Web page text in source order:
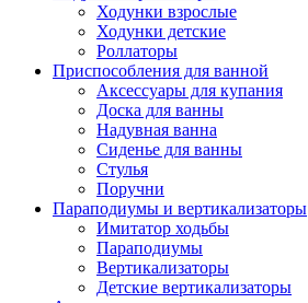
Ходунки взрослые
Ходунки детские
Роллаторы
Приспособления для ванной
Аксессуары для купания
Доска для ванны
Надувная ванна
Сиденье для ванны
Стулья
Поручни
Параподиумы и вертикализаторы
Имитатор ходьбы
Параподиумы
Вертикализаторы
Детские вертикализаторы